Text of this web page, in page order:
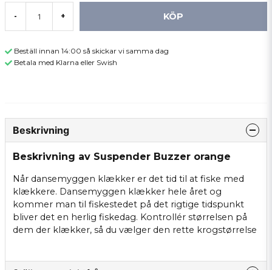
- + KÖP
Beställ innan 14:00 så skickar vi samma dag
Betala med Klarna eller Swish
Beskrivning
Beskrivning av Suspender Buzzer orange
Når dansemyggen klækker er det tid til at fiske med
klækkere. Dansemyggen klækker hele året og
kommer man til fiskestedet på det rigtige tidspunkt
bliver det en herlig fiskedag. Kontrollér størrelsen på
dem der klækker, så du vælger den rette krogstørrelse